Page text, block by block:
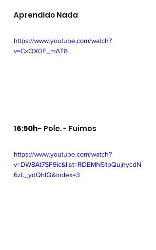
Aprendido Nada
https://www.youtube.com/watch?
v=CxQX0F_mAT8
16:50h- Pole. - Fuimos
https://www.youtube.com/watch?
v=DW8At7SF9ic&list=RDEMN51pQujnycdN
6zL_ydQhIQ&index=3